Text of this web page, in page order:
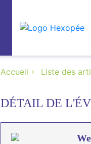
Accueil Liste des
DÉTAIL DE